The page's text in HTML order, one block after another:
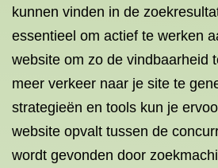
kunnen vinden in de
essentieel om actief te werken
website om zo de vindbaarheid
meer verkeer naar je site te
strategieën en tools kun je
website opvalt tussen de
wordt gevonden door